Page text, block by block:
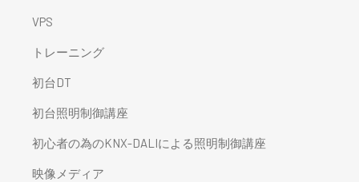
VPS
トレーニング
初台DT
初台照明制御講座
初心者の為のKNX-DALIによる照明制御講座
映像メディア